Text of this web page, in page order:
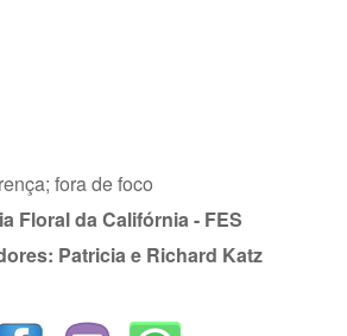
fora de foco
Floral da Califórnia - FES
Patricia e Richard Katz